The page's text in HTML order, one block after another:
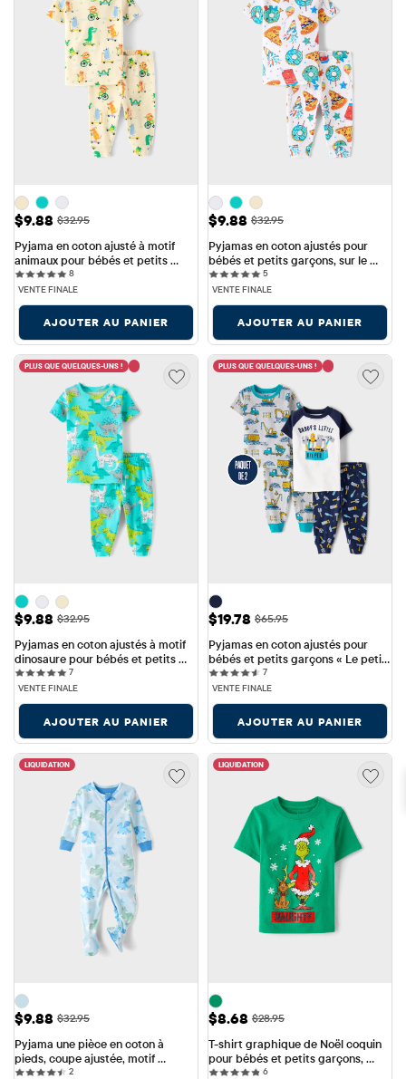
Prix ​​de vente: $9.88
$9.88 Prix ​​d'origine: $32.95
$32.95
Pyjama en coton ajusté à motif
animaux pour bébés et petits
garçons
88 reviews
VENTE FINALE
AJOUTER AU PANIER
Prix ​​de vente: $9.88
$9.88 Prix ​​d'origine: $32.95
$32.95
Pyjamas en coton ajustés pour
bébés et petits garçons, sur le
thème de l'anniversaire de la
nourriture
55 reviews
VENTE FINALE
AJOUTER AU PANIER
PLUS QUE QUELQUES-UNS !
Prix ​​de vente: $9.88
$9.88 Prix ​​d'origine: $32.95
$32.95
Pyjamas en coton ajustés à motif
dinosaure pour bébés et petits
garçons
77 reviews
VENTE FINALE
AJOUTER AU PANIER
PLUS QUE QUELQUES-UNS !
Prix ​​de vente: $19.78
$19.78 Prix ​​d'origine: $65.95
$65.95
Pyjamas en coton ajustés pour
bébés et petits garçons « Le petit
assistant de papa » (lot de 2)
77 reviews
VENTE FINALE
AJOUTER AU PANIER
LIQUIDATION
Prix ​​de vente: $9.88
$9.88 Prix ​​d'origine: $32.95
$32.95
Pyjama une pièce en coton à
pieds, coupe ajustée, motif
dragon, pour bébés et petits
22 reviews
LIQUIDATION
Prix ​​de vente: $8.68
$8.68 Prix ​​d'origine: $28.95
$28.95
T-shirt graphique de Noël coquin
pour bébés et petits garçons,
inspiré du Dr. Seuss et du Grinch™
66 reviews